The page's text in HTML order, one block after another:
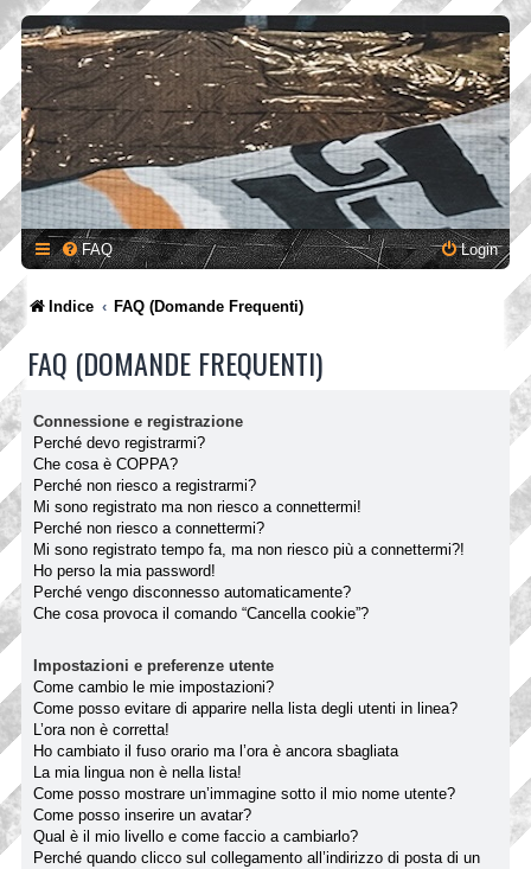
FAQ Login
Indice FAQ (Domande Frequenti)
FAQ (DOMANDE FREQUENTI)
Connessione e registrazione
Perché devo registrarmi?
Che cosa è COPPA?
Perché non riesco a registrarmi?
Mi sono registrato ma non riesco a connettermi!
Perché non riesco a connettermi?
Mi sono registrato tempo fa, ma non riesco più a connettermi?!
Ho perso la mia password!
Perché vengo disconnesso automaticamente?
Che cosa provoca il comando “Cancella cookie”?
Impostazioni e preferenze utente
Come cambio le mie impostazioni?
Come posso evitare di apparire nella lista degli utenti in linea?
L’ora non è corretta!
Ho cambiato il fuso orario ma l’ora è ancora sbagliata
La mia lingua non è nella lista!
Come posso mostrare un’immagine sotto il mio nome utente?
Come posso inserire un avatar?
Qual è il mio livello e come faccio a cambiarlo?
Perché quando clicco sul collegamento all’indirizzo di posta di un